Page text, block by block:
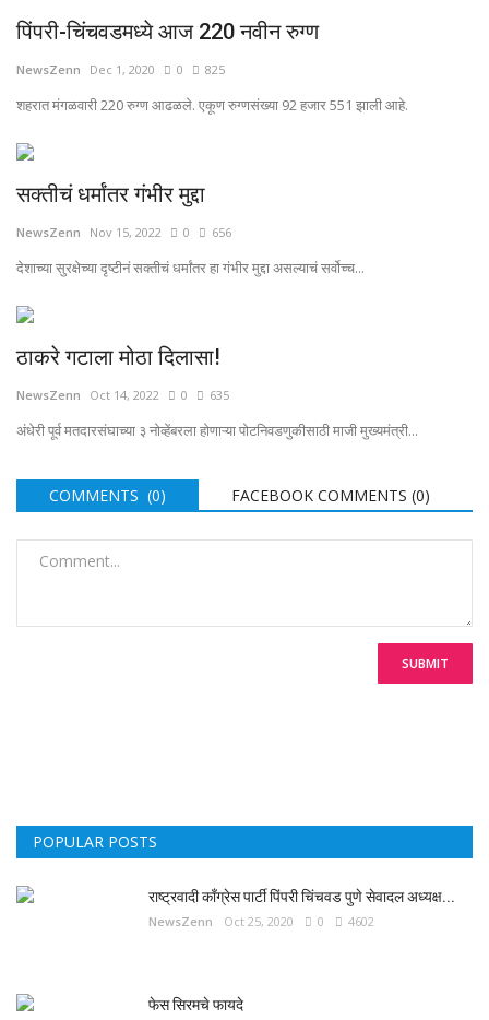
पिंपरी-चिंचवडमध्ये आज 220 नवीन रुग्ण
NewsZenn Dec 1, 2020 0 825
शहरात मंगळवारी 220 रुग्ण आढळले. एकूण रुग्णसंख्या 92 हजार 551 झाली आहे.
सक्तीचं धर्मांतर गंभीर मुद्दा
NewsZenn Nov 15, 2022 0 656
देशाच्या सुरक्षेच्या दृष्टीनं सक्तीचं धर्मांतर हा गंभीर मुद्दा असल्याचं सर्वोच्च...
ठाकरे गटाला मोठा दिलासा!
NewsZenn Oct 14, 2022 0 635
अंधेरी पूर्व मतदारसंघाच्या ३ नोव्हेंबरला होणाऱ्या पोटनिवडणुकीसाठी माजी मुख्यमंत्री...
COMMENTS (0) FACEBOOK COMMENTS (0)
SUBMIT
POPULAR POSTS
राष्ट्रवादी काँग्रेस पार्टी पिंपरी चिंचवड पुणे सेवादल अध्यक्ष...
NewsZenn Oct 25, 2020 0 4602
फेस सिरमचे फायदे